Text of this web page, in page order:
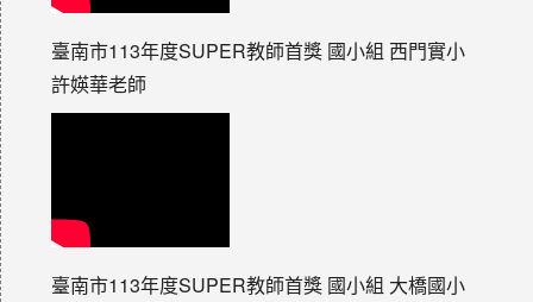
臺南市113年度SUPER教師首獎 國小組 西門實小
許媖華老師
臺南市113年度SUPER教師首獎 國小組 大橋國小